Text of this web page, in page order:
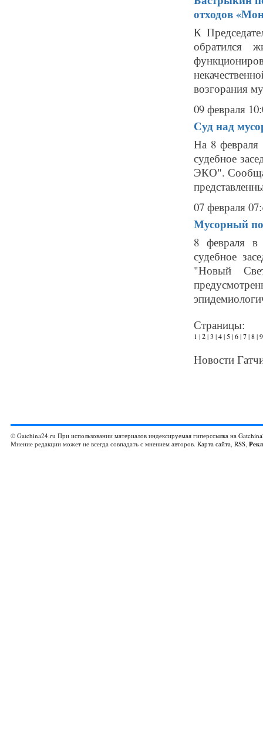
отходов
К
обратился
возгорания
09 февраля
Суд над
На 8 февраля
судебное
ЭКО".
07 февраля
Мусорный
8 февраля в
судебное
"Новый
Страницы:
1 |2|3 |4| 5|6|7|8|9
Новости
© Gatchina24.ru При использовании материалов индексируемая гиперссылка на
Мнение редакции может не всегда совпадать с мнением авторов. Карта сайта, RSS,